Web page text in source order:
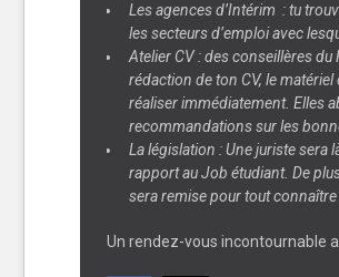
Lesagences d’Intérim : tu
les secteurs d’emploi avec
Atelier CV: des conseillères du
rédaction de ton CV, le
réaliser immédiatement. Elles
recommandations sur les
Lalégislation : Une juriste sera
rapport au Job étudiant. De
sera remise pour tout
Un rendez-vous incontournable